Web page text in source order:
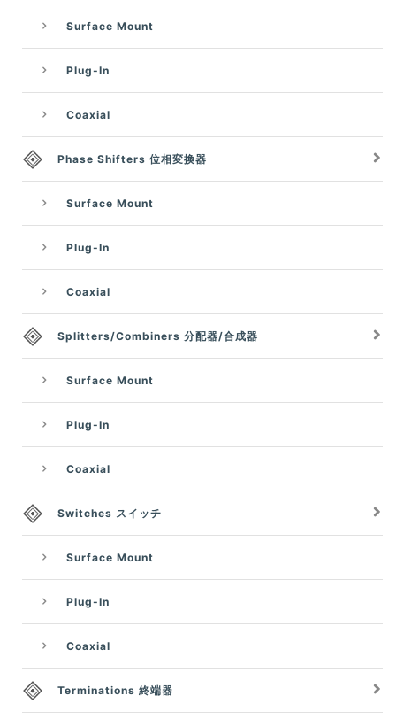
Surface Mount
Plug-In
Coaxial
Phase Shifters 位相変換器
Surface Mount
Plug-In
Coaxial
Splitters/Combiners 分配器/合成器
Surface Mount
Plug-In
Coaxial
Switches スイッチ
Surface Mount
Plug-In
Coaxial
Terminations 終端器